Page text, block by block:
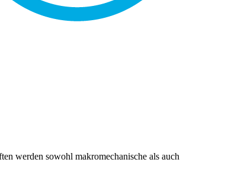
werden sowohl makromechanische als auch